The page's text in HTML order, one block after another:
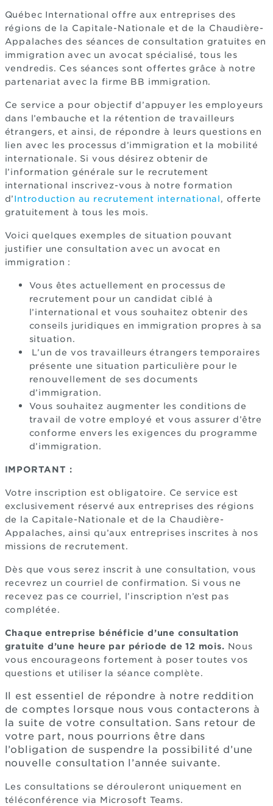
Québec International offre aux entreprises des
régions de la Capitale-Nationale et de la Chaudière-
Appalaches des séances de consultation gratuites en
immigration avec un avocat spécialisé, tous les
vendredis. Ces séances sont offertes grâce à notre
partenariat avec la firme BB immigration.
Ce service a pour objectif d’appuyer les employeurs
dans l’embauche et la rétention de travailleurs
étrangers, et ainsi, de répondre à leurs questions en
lien avec les processus d’immigration et la mobilité
internationale. Si vous désirez obtenir de
l’information générale sur le recrutement
international inscrivez-vous à notre formation
d’Introduction au recrutement international, offerte
gratuitement à tous les mois.
Voici quelques exemples de situation pouvant
justifier une consultation avec un avocat en
immigration :
Vous êtes actuellement en processus de
recrutement pour un candidat ciblé à
l’international et vous souhaitez obtenir des
conseils juridiques en immigration propres à sa
situation.
L’un de vos travailleurs étrangers temporaires
présente une situation particulière pour le
renouvellement de ses documents
d’immigration.
Vous souhaitez augmenter les conditions de
travail de votre employé et vous assurer d’être
conforme envers les exigences du programme
d’immigration.
IMPORTANT :
Votre inscription est obligatoire. Ce service est
exclusivement réservé aux entreprises des régions
de la Capitale-Nationale et de la Chaudière-
Appalaches, ainsi qu’aux entreprises inscrites à nos
missions de recrutement.
Dès que vous serez inscrit à une consultation, vous
recevrez un courriel de confirmation. Si vous ne
recevez pas ce courriel, l’inscription n’est pas
complétée.
Chaque entreprise bénéficie d’une consultation
gratuite d’une heure par période de 12 mois. Nous
vous encourageons fortement à poser toutes vos
questions et utiliser la séance complète.
Il est essentiel de répondre à notre reddition
de comptes lorsque nous vous contacterons à
la suite de votre consultation. Sans retour de
votre part, nous pourrions être dans
l’obligation de suspendre la possibilité d’une
nouvelle consultation l’année suivante.
Les consultations se dérouleront uniquement en
téléconférence via Microsoft Teams.